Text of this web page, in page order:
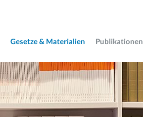
Gesetze & Materialien Publikationen